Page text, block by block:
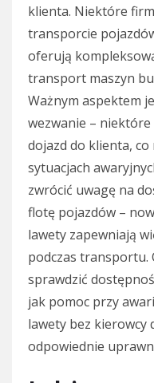
klienta. Niektóre
transporcie
oferują
transport maszyn
Ważnym aspektem
wezwanie –
dojazd do klienta,
sytuacjach
zwrócić uwagę na
flotę pojazdów –
lawety zapewniają
podczas transportu.
sprawdzić
jak pomoc przy
lawety bez kierowcy
odpowiednie